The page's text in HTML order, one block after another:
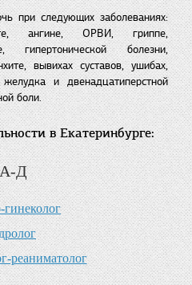
при следующих заболеваниях:
ангине, ОРВИ, гриппе,
гипертонической болезни,
вывихах суставов, ушибах,
и двенадцатиперстной
боли.
в Екатеринбурге:
Д
реаниматолог